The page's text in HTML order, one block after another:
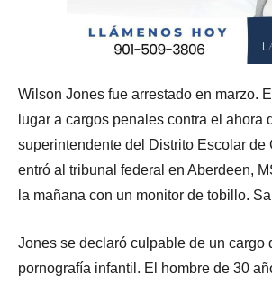
Wilson Jones fue arrestado en marzo.
lugar a cargos penales contra el ahora
superintendente del Distrito Escolar de
entró al tribunal federal en Aberdeen,
la mañana con un monitor de tobillo.
Jones se declaró culpable de un cargo
pornografía infantil. El hombre de 30